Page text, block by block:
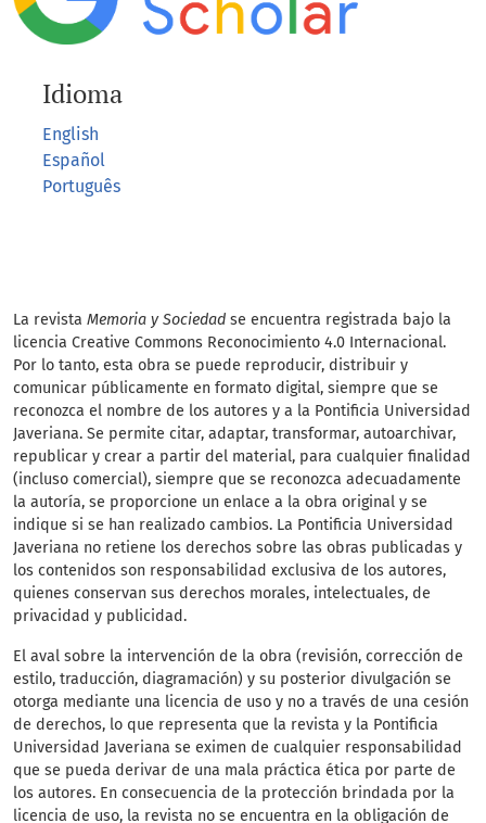
Idioma
English
Español
Português
La revista Memoria y Sociedad se encuentra registrada bajo la
licencia Creative Commons Reconocimiento 4.0 Internacional.
Por lo tanto, esta obra se puede reproducir, distribuir y
comunicar públicamente en formato digital, siempre que se
reconozca el nombre de los autores y a la Pontificia Universidad
Javeriana. Se permite citar, adaptar, transformar, autoarchivar,
republicar y crear a partir del material, para cualquier finalidad
(incluso comercial), siempre que se reconozca adecuadamente
la autoría, se proporcione un enlace a la obra original y se
indique si se han realizado cambios. La Pontificia Universidad
Javeriana no retiene los derechos sobre las obras publicadas y
los contenidos son responsabilidad exclusiva de los autores,
quienes conservan sus derechos morales, intelectuales, de
privacidad y publicidad.
El aval sobre la intervención de la obra (revisión, corrección de
estilo, traducción, diagramación) y su posterior divulgación se
otorga mediante una licencia de uso y no a través de una cesión
de derechos, lo que representa que la revista y la Pontificia
Universidad Javeriana se eximen de cualquier responsabilidad
que se pueda derivar de una mala práctica ética por parte de
los autores. En consecuencia de la protección brindada por la
licencia de uso, la revista no se encuentra en la obligación de